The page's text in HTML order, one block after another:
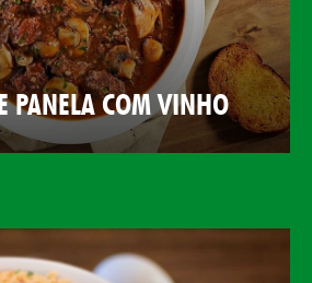
PANELA COM VINHO